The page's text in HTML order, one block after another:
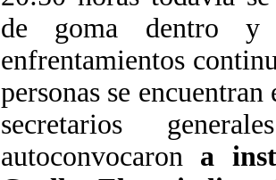
de goma dentro
enfrentamientos
personas se
secretarios
autoconvocaron a